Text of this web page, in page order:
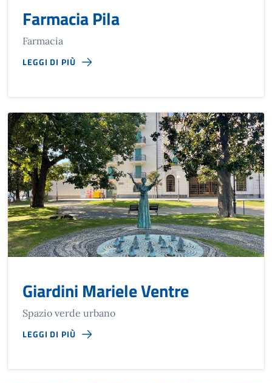
Farmacia Pila
Farmacia
LEGGI DI PIÙ
Giardini Mariele Ventre
Spazio verde urbano
LEGGI DI PIÙ